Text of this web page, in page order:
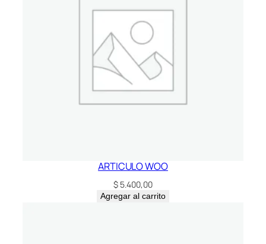
ARTICULO WOO
$ 5.400,00
Agregar al carrito